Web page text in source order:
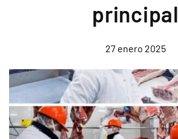
principal
27 enero 2025